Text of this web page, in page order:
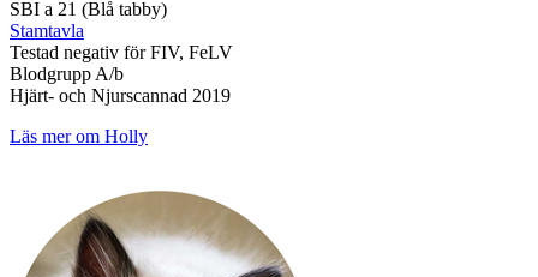
SBI a 21 (Blå tabby)
Stamtavla
Testad negativ för FIV, FeLV
Blodgrupp A/b
Hjärt- och Njurscannad 2019
Läs mer om Holly